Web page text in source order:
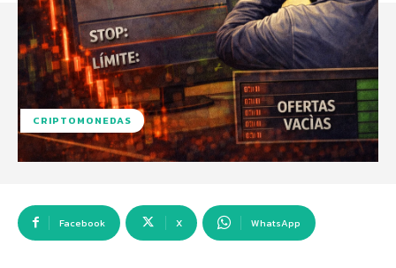
CRIPTOMONEDAS
Facebook X WhatsApp